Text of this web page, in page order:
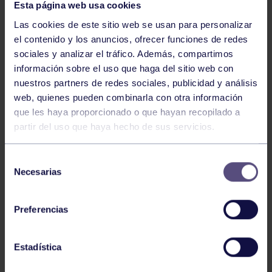
Esta página web usa cookies
Las cookies de este sitio web se usan para personalizar
el contenido y los anuncios, ofrecer funciones de redes
sociales y analizar el tráfico. Además, compartimos
información sobre el uso que haga del sitio web con
nuestros partners de redes sociales, publicidad y análisis
web, quienes pueden combinarla con otra información
que les haya proporcionado o que hayan recopilado a
partir del uso que haya hecho de sus servicios.
Necesarias
Preferencias
Estadística
Judo 18 May 2026
CAMPEONATO DE ASTURIAS ALEVÍN
II TORNEO INFANTIL DE JUDO HAJIME